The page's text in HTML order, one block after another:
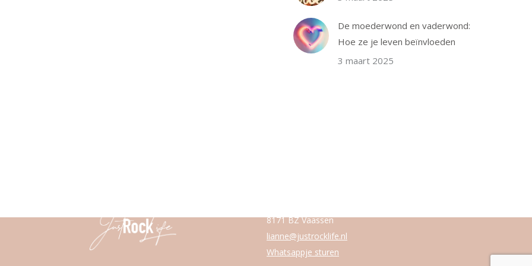
De moederwond en vaderwond:
Hoe ze je leven beïnvloeden
3 maart 2025
8171 BZ Vaassen
lianne@justrocklife.nl
Whatsappje sturen